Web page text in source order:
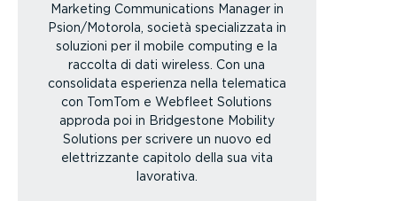
Marketing Communications Manager in
Psion/Motorola, società specializzata in
soluzioni per il mobile computing e la
raccolta di dati wireless. Con una
consolidata esperienza nella telematica
con TomTom e Webfleet Solutions
approda poi in Bridgestone Mobility
Solutions per scrivere un nuovo ed
elettrizzante capitolo della sua vita
lavorativa.